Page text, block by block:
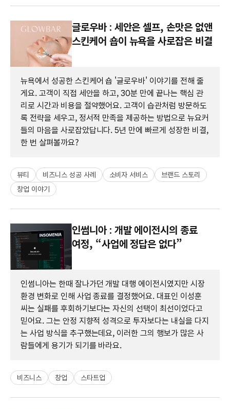
글로우바 : 세안은 셀프, 손맛은 없앤
스킨케어 숍이 뉴욕을 사로잡은 비결
뉴욕에서 성공한 스킨케어 숍 '글로우바' 이야기를 전해 줄
게요. 고객이 직접 세안을 하고, 30분 만에 끝나는 핵심 관
리로 시간과 비용을 절약했어요. 고객이 습관처럼 방문하도
록 전략을 세우고, 정서적 만족을 제공하는 방법으로 뉴요커
들의 마음을 사로잡았답니다. 5년 만에 빠르게 성장한 비결,
한 번 살펴볼까요?
뷰티 비즈니스 성공 사례 소비자 서비스
브랜드 스토리
창업 이야기
인썸니아 : 개발 에이전시의 종료
여정, “사업에 정답은 없다”
인썸니아는 한때 잘나가던 개발 대행 에이전시였지만 시장
환경 변화로 인해 사업 종료를 결정했어요. 대표인 이성훈
씨는 실패를 후회하기보다는 자신의 선택이 최선이었다고
믿어요. 그는 안정 지향적 성격으로 투자보다는 내실을 다지
는 사업 방식을 추구했는데요, 이러한 그의 행보가 많은 사
람들에게 용기가 되기를 바라요.
비즈니스 창업 스타트업